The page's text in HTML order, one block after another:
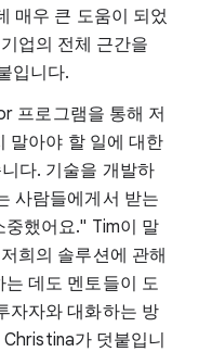
매우 큰 도움이 되었
업의 전체 근간을
입니다.
프로그램을 통해 저
말아야 할 일에 대한
다. 기술을 개발하
사람들에게서 받는
했어요." Tim이 말
희의 솔루션에 관해
데도 멘토들이 도
자자와 대화하는 방
가 덧붙입니